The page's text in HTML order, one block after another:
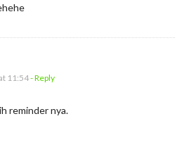
11:54- Reply
reminder nya.